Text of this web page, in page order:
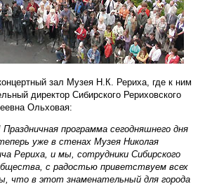
зал Музея Н.К. Рериха, где к ним
директор Сибирского Рериховского
Ольховая:
Праздничная программа сегодняшнего дня
уже в стенах Музея Николая
Рериха, и мы, сотрудники Сибирского
с радостью приветствуем всех
что в этот знаменательный для города